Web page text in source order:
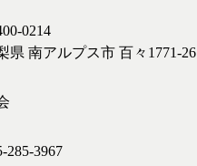
0214
県 南アルプス市 百々1771-26
285-3967